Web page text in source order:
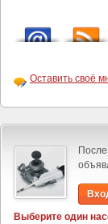
Оставить своё
После
Выберите один